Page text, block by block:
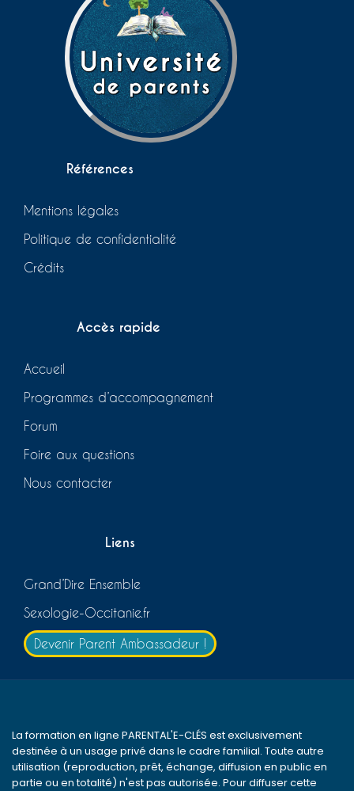
Références
Mentions légales
Politique de confidentialité
Crédits
Accès rapide
Accueil
Programmes d’accompagnement
Forum
Foire aux questions
Nous contacter
Liens
Grand’Dire Ensemble
Sexologie-Occitanie.fr
Devenir Parent Ambassadeur !
La formation en ligne PARENTAL'E-CLÉS est exclusivement
destinée à un usage privé dans le cadre familial. Toute autre
utilisation (reproduction, prêt, échange, diffusion en public en
partie ou en totalité) n'est pas autorisée. Pour diffuser cette